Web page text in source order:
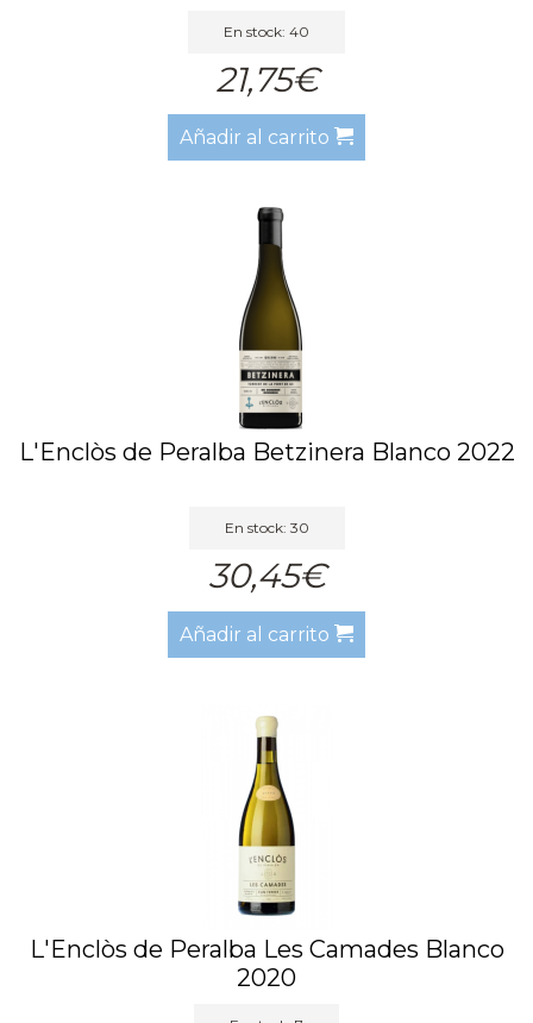
En stock: 40
21,75€
Añadir al carrito
L'Enclòs de Peralba Betzinera Blanco 2022
En stock: 30
30,45€
Añadir al carrito
L'Enclòs de Peralba Les Camades Blanco
2020